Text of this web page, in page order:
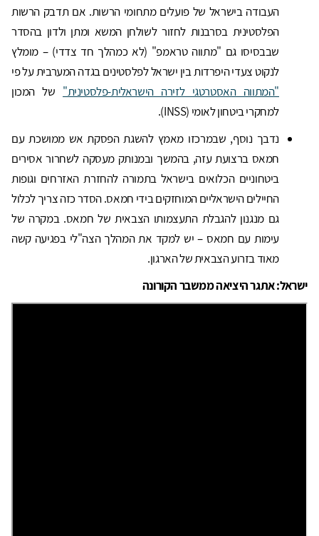
העבודה בישראל של פועלים מתחומי הרשות. אם תדבק הרשות
הפלסטינית בסרבנות לחזור לשולחן המשא ומתן ולדון בהסדר
שבבסיסו גם "מתווה טראמפ" (לא כמהלך חד צדדי) – מומלץ
לנקוט צעדי היפרדות בין ישראל לפלסטינים בגדה המערבית על פי
"המתווה האסטרטגי לזירה הישראלית-פלסטינית" של המכון
למחקרי ביטחון לאומי (INSS).
נדבך נוסף, שבמרכזו מאמץ להשגת הפסקת אש ממושכת עם
חמאס ברצועת עזה, בהמשך ובמנותק מעסקה לשחרור אסירים
ביטחוניים הכלואים בישראל בתמורה להחזרת האזרחים וגופות
החיילים הישראליים המוחזקים בידי חמאס. הסדר כזה צריך לכלול
גם מנגנון להגבלת התעצמותו הצבאית של חמאס. במקרה של
עימות עם חמאס – יש למקד את המהלך הצה"לי בפגיעה קשה
מאוד בזרוע הצבאית של הארגון.
ישראל: אתגר היציאה ממשבר הקורונה